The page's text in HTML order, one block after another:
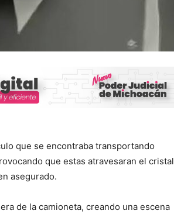
que se encontraba transportando
que estas atravesaran el cristal
asegurado.
de la camioneta, creando una escena